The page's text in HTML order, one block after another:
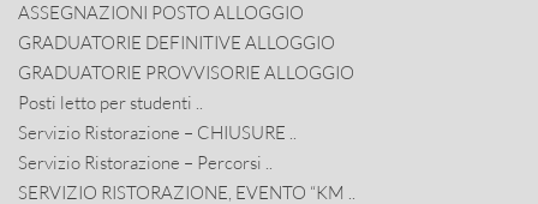
ASSEGNAZIONI POSTO ALLOGGIO
GRADUATORIE DEFINITIVE ALLOGGIO
GRADUATORIE PROVVISORIE ALLOGGIO
Posti letto per studenti ..
Servizio Ristorazione – CHIUSURE ..
Servizio Ristorazione – Percorsi ..
SERVIZIO RISTORAZIONE, EVENTO “KM ..